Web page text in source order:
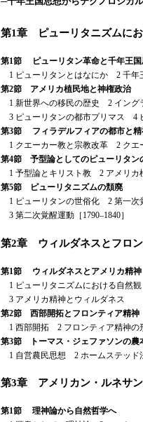
第1章 ピューリタニズムに
第1節 ピューリタン革命と千年王国
1 ピューリタンとはなにか 2 千年
第2節 アメリカ植民地と神権政治
1 新世界への移民の歴史 2 イング
3 ピューリタンの都市プリマス 4
第3節 フィラデルフィアの都市と精
1 クエーカー教と宗教改革 2 クエ
第4節 予型論としてのピューリタン
1 予型論とキリスト教 2 アメリカ
第5節 ピューリタニズムの頽廃
1 ピューリタンの世俗化 2 第一次覚
3 第二次覚醒運動［1790–1840］
第2章 ウィルダネスとフロ
第1節 ウィルダネスとアメリカ精神
1 ピューリタニズムにおける自然
3 アメリカ精神とウィルダネス
第2節 西部開拓とフロンティア精神
1 西部開拓 2 フロンティア精神の
第3節 トーマス・ジェファソンの農
1 自営農民思想 2 ホームステッド
第3章 アメリカン・ルネサン
第1節 理神論から自然哲学へ